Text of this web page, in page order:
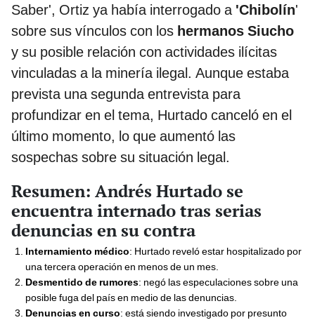
Saber', Ortiz ya había interrogado a 'Chibolín'
sobre sus vínculos con los hermanos Siucho
y su posible relación con actividades ilícitas
vinculadas a la minería ilegal. Aunque estaba
prevista una segunda entrevista para
profundizar en el tema, Hurtado canceló en el
último momento, lo que aumentó las
sospechas sobre su situación legal.
Resumen: Andrés Hurtado se
encuentra internado tras serias
denuncias en su contra
Internamiento médico: Hurtado reveló estar hospitalizado por
una tercera operación en menos de un mes.
Desmentido de rumores: negó las especulaciones sobre una
posible fuga del país en medio de las denuncias.
Denuncias en curso: está siendo investigado por presunto